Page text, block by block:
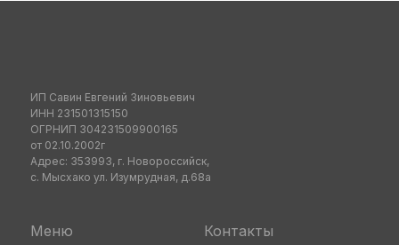
ИП Савин Евгений Зиновьевич
ИНН 231501315150
ОГРНИП 304231509900165
от 02.10.2002г
Адрес: 353993, г. Новороссийск,
с. Мысхако ул. Изумрудная, д.68а
Меню Контакты